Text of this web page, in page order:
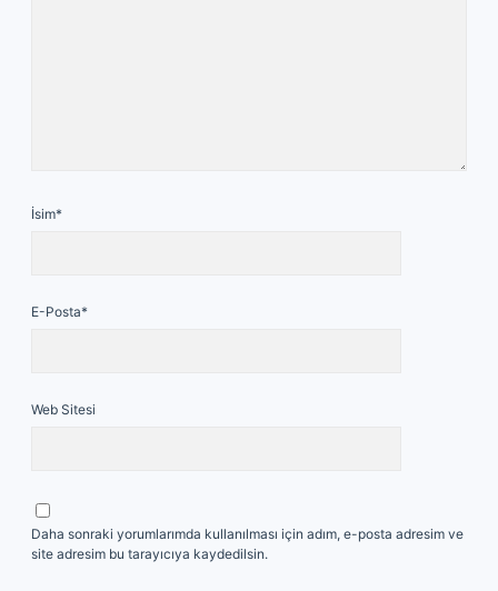
İsim*
E-Posta*
Web Sitesi
Daha sonraki yorumlarımda kullanılması için adım, e-posta adresim ve
site adresim bu tarayıcıya kaydedilsin.